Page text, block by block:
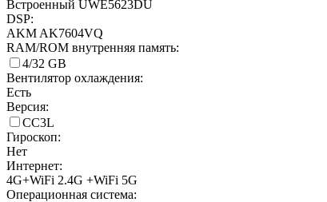
Встроенный UWE5623DU
DSP:
AKM AK7604VQ
RAM/ROM внутренняя память:
4/32 GB
Вентилятор охлаждения:
Есть
Версия:
CC3L
Гироскоп:
Нет
Интернет:
4G+WiFi 2.4G +WiFi 5G
Операционная система: